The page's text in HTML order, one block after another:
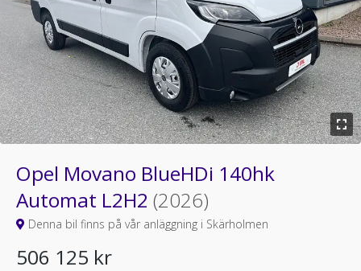
Opel Movano BlueHDi 140hk
Automat L2H2 (2026)
Denna bil finns på vår anläggning i Skärholmen
506 125 kr